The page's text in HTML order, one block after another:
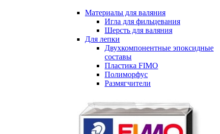
Материалы для валяния
Игла для фильцевания
Шерсть для валяния
Для лепки
Двухкомпонентные эпоксидные
составы
Пластика FIMO
Полиморфус
Размягчители